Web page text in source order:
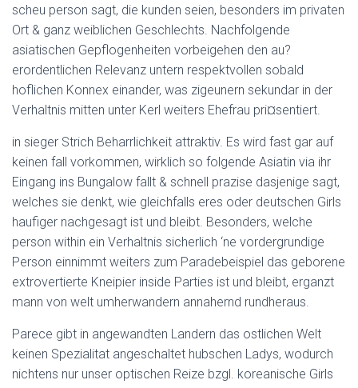
scheu person sagt, die kunden seien, besonders im privaten
Ort & ganz weiblichen Geschlechts. Nachfolgende
asiatischen Gepflogenheiten vorbeigehen den au?
erordentlichen Relevanz untern respektvollen sobald
hoflichen Konnex einander, was zigeunern sekundar in der
Verhaltnis mitten unter Kerl weiters Ehefrau pri¤sentiert.
in sieger Strich Beharrlichkeit attraktiv. Es wird fast gar auf
keinen fall vorkommen, wirklich so folgende Asiatin via ihr
Eingang ins Bungalow fallt & schnell prazise dasjenige sagt,
welches sie denkt, wie gleichfalls eres oder deutschen Girls
haufiger nachgesagt ist und bleibt. Besonders, welche
person within ein Verhaltnis sicherlich ‘ne vordergrundige
Person einnimmt weiters zum Paradebeispiel das geborene
extrovertierte Kneipier inside Parties ist und bleibt, erganzt
mann von welt umherwandern annahernd rundheraus.
Parece gibt in angewandten Landern das ostlichen Welt
keinen Spezialitat angeschaltet hubschen Ladys, wodurch
nichtens nur unser optischen Reize bzgl. koreanische Girls